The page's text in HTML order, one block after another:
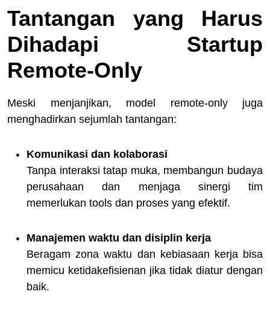
Tantangan yang Harus
Dihadapi Startup
Remote-Only
Meski menjanjikan, model remote-only juga
menghadirkan sejumlah tantangan:
Komunikasi dan kolaborasi
Tanpa interaksi tatap muka, membangun budaya
perusahaan dan menjaga sinergi tim
memerlukan tools dan proses yang efektif.
Manajemen waktu dan disiplin kerja
Beragam zona waktu dan kebiasaan kerja bisa
memicu ketidakefisienan jika tidak diatur dengan
baik.